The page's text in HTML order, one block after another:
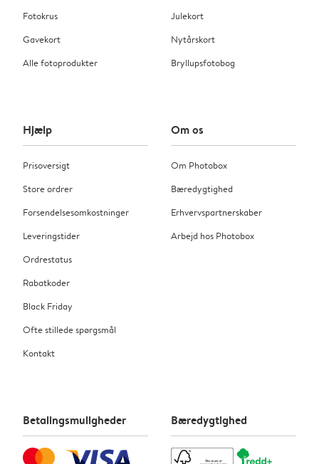
Fotokrus
Gavekort
Alle fotoprodukter
Julekort
Nytårskort
Bryllupsfotobog
Hjælp
Prisoversigt
Store ordrer
Forsendelsesomkostninger
Leveringstider
Ordrestatus
Rabatkoder
Black Friday
Ofte stillede spørgsmål
Kontakt
Om os
Om Photobox
Bæredygtighed
Erhvervspartnerskaber
Arbejd hos Photobox
Betalingsmuligheder Bæredygtighed